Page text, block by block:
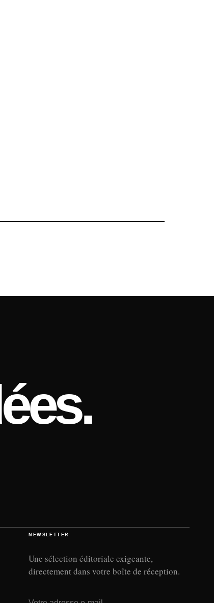
NEWSLETTER
Une sélection éditoriale exigeante,
directement dans votre boîte de réception.